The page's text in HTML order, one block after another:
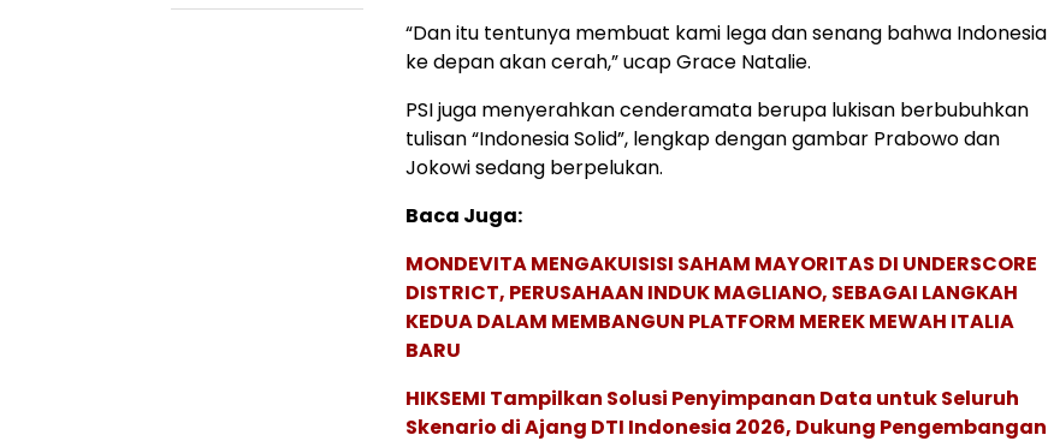
“Dan itu tentunya membuat kami lega dan senang bahwa Indonesia
ke depan akan cerah,” ucap Grace Natalie.
PSI juga menyerahkan cenderamata berupa lukisan berbubuhkan
tulisan “Indonesia Solid”, lengkap dengan gambar Prabowo dan
Jokowi sedang berpelukan.
Baca Juga:
MONDEVITA MENGAKUISISI SAHAM MAYORITAS DI UNDERSCORE
DISTRICT, PERUSAHAAN INDUK MAGLIANO, SEBAGAI LANGKAH
KEDUA DALAM MEMBANGUN PLATFORM MEREK MEWAH ITALIA
BARU
HIKSEMI Tampilkan Solusi Penyimpanan Data untuk Seluruh
Skenario di Ajang DTI Indonesia 2026, Dukung Pengembangan